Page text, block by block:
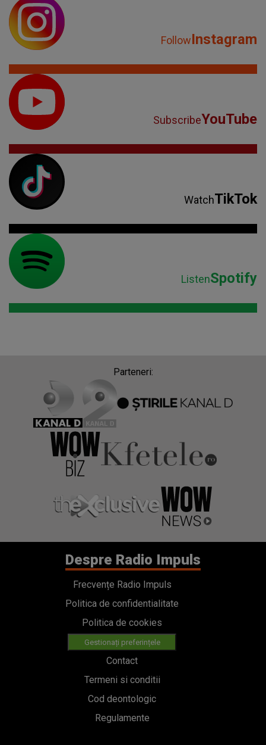
FollowInstagram
SubscribeYouTube
WatchTikTok
ListenSpotify
Parteneri:
Despre Radio Impuls
Frecvențe Radio Impuls
Politica de confidentialitate
Politica de cookies
Gestionați preferințele
Contact
Termeni si conditii
Cod deontologic
Regulamente